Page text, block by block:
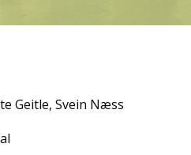
Geitle, Svein Næss